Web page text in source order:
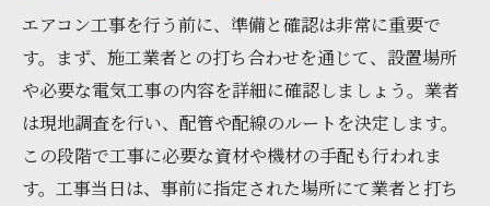
エアコン工事を行う前に、準備と確認は非常に重要で
す。まず、施工業者との打ち合わせを通じて、設置場所
や必要な電気工事の内容を詳細に確認しましょう。業者
は現地調査を行い、配管や配線のルートを決定します。
この段階で工事に必要な資材や機材の手配も行われま
す。工事当日は、事前に指定された場所にて業者と打ち